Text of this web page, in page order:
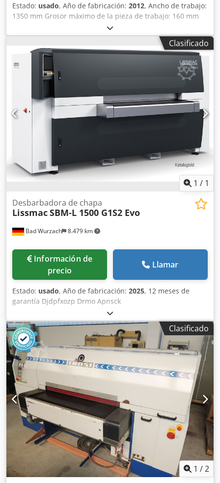
Estado: usado, Año de fabricación: 2012, Ancho de trabajo:
1350 mm Grosor máximo de la pieza de trabajo: 160 mm
Peso de la máquina: aproximadamente 4000 kg
Equipamiento: - Sistema de aspiración de polvo con agua
Dcedpfxjzkvyfe Apnok - Cepillos de repuesto - Manual de
instrucciones
Clasificado
1 / 1
Bad Wurzach 8.479 km
Desbarbadora de chapa
LissmacSBM-L 1500 G1S2 Evo
Información de
precio
Llamar
Estado: usado, Año de fabricación: 2025, 12 meses de
garantía Djdpfxozp Drmo Apnsck
Clasificado
1 /2